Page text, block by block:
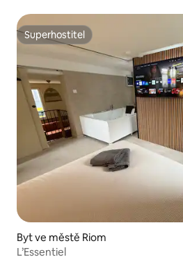
Superhostitel
Superhostitel
Byt ve městě Riom
L’Essentiel